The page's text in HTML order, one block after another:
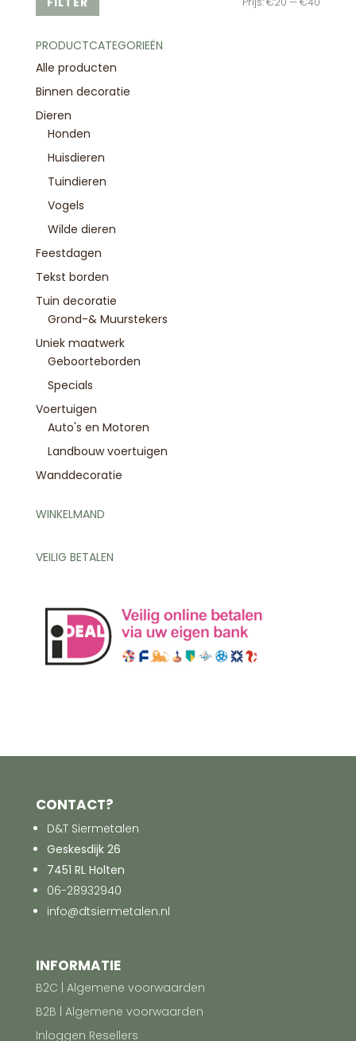
PRODUCTCATEGORIEËN
Alle producten
Binnen decoratie
Dieren
Honden
Huisdieren
Tuindieren
Vogels
Wilde dieren
Feestdagen
Tekst borden
Tuin decoratie
Grond-& Muurstekers
Uniek maatwerk
Geboorteborden
Specials
Voertuigen
Auto's en Motoren
Landbouw voertuigen
Wanddecoratie
WINKELMAND
VEILIG BETALEN
CONTACT?
D&T Siermetalen
Geskesdijk 26
7451 RL Holten
06-28932940
info@dtsiermetalen.nl
INFORMATIE
B2C | Algemene voorwaarden
B2B | Algemene voorwaarden
Inloggen Resellers